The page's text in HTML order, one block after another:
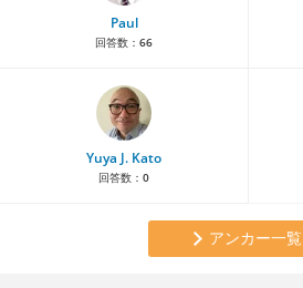
Paul
回答数： 66
Yuya J. Kato
回答数： 0
アンカー一覧